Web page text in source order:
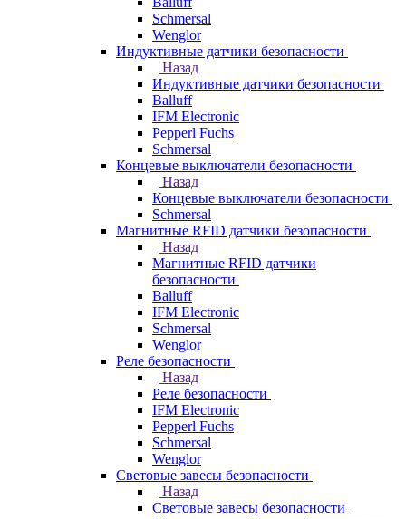
Schmersal
Wenglor
Индуктивные датчики безопасности
Назад
Индуктивные датчики безопасности
Balluff
IFM Electronic
Pepperl Fuchs
Schmersal
Концевые выключатели безопасности
Назад
Концевые выключатели безопасности
Schmersal
Магнитные RFID датчики безопасности
Назад
Магнитные RFID датчики
безопасности
Balluff
IFM Electronic
Schmersal
Wenglor
Реле безопасности
Назад
Реле безопасности
IFM Electronic
Pepperl Fuchs
Schmersal
Wenglor
Световые завесы безопасности
Назад
Световые завесы безопасности